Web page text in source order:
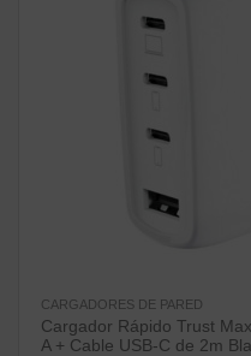
CARGADORES DE PARED
Cargador Rápido Trust
A + Cable USB-C de 2m